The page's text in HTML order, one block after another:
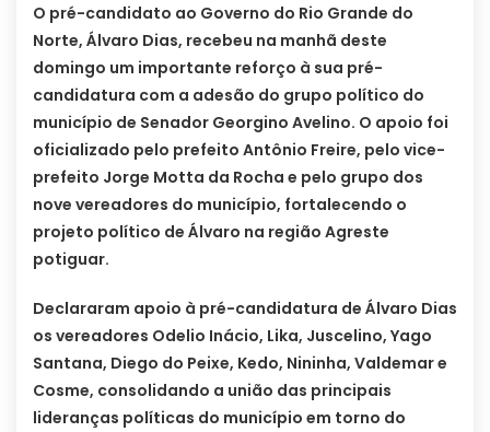
O pré-candidato ao Governo do Rio Grande do
Norte, Álvaro Dias, recebeu na manhã deste
domingo um importante reforço à sua pré-
candidatura com a adesão do grupo político do
município de Senador Georgino Avelino. O apoio foi
oficializado pelo prefeito Antônio Freire, pelo vice-
prefeito Jorge Motta da Rocha e pelo grupo dos
nove vereadores do município, fortalecendo o
projeto político de Álvaro na região Agreste
potiguar.
Declararam apoio à pré-candidatura de Álvaro Dias
os vereadores Odelio Inácio, Lika, Juscelino, Yago
Santana, Diego do Peixe, Kedo, Nininha, Valdemar e
Cosme, consolidando a união das principais
lideranças políticas do município em torno do